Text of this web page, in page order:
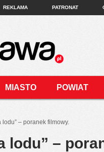
REKLAMA PATRONAT
MIASTO POWIAT
lodu” – poranek filmowy.
lodu” –